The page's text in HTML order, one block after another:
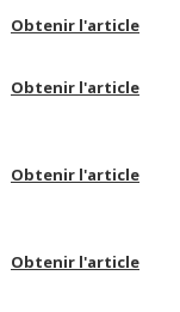
Obtenir l'article
Obtenir l'article
Obtenir l'article
Obtenir l'article